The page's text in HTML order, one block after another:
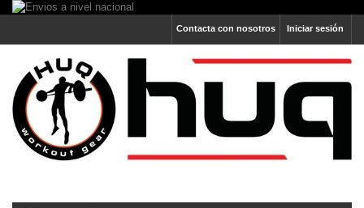
Iniciar sesión
Contacta con nosotros